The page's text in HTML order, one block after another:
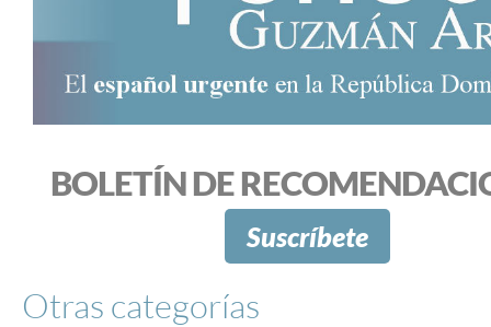
BOLETÍN DE
Suscríbete
Otras categorías